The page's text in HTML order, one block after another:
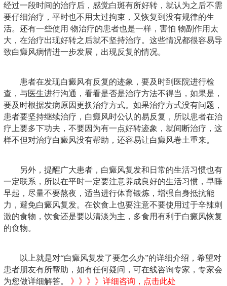
经过一段时间的治疗后，感觉白斑有所好转，就认为之后不需
要仔细治疗，平时也不用太过拘束，又恢复到没有规律的生
活。还有一些使用 物治疗的患者也是一样，害怕 物副作用太
大，在治疗出现好转之后就不坚持治疗。这些情况都很容易导
致白癜风病情进一步发展，出现反复的情况。
患者在发现白癜风有反复的迹象，要及时到医院进行检
查，与医生进行沟通，看看是否是治疗方法不得当，如果是，
要及时根据发病原因更换治疗方式。如果治疗方式没有问题，
患者要坚持继续治疗，白癜风时公认的易反复，所以患者在治
疗上要多下功夫，不要因为有一点好转迹象，就间断治疗，这
样不但对治疗白癜风没有帮助，还容易让白癜风卷土重来。
另外，提醒广大患者，白癜风复发和日常的生活习惯也有
一定联系，所以在平时一定要注意养成良好的生活习惯，早睡
早起，尽量不要熬夜，适当进行体育锻炼，增强自身抵抗能
力，避免白癜风复发。在饮食上也要注意不要使用过于辛辣刺
激的食物，饮食还是要以清淡为主，多食用有利于白癜风恢复
的食物。
以上就是对“白癜风复发了要怎么办”的详细介绍，希望对
患者朋友有所帮助，如有任何疑问，可在线咨询专家，专家会
为您做详细解答。 》》》》详细咨询，点击此处